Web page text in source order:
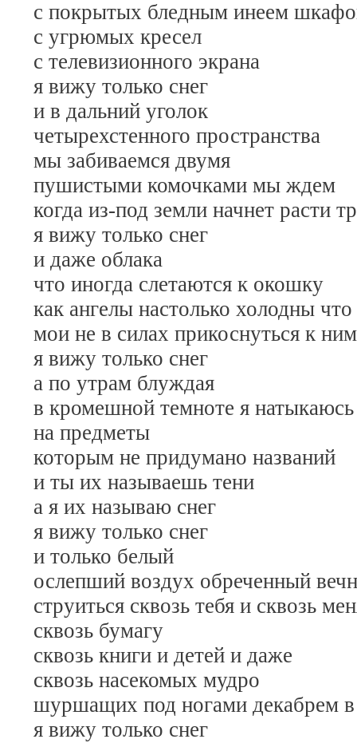
с покрытых бледным инеем
с угрюмых кресел
с телевизионного экрана
я вижу только снег
и в дальний уголок
четырехстенного пространства
мы забиваемся двумя
пушистыми комочками мы ждем
когда из-под земли начнет расти
я вижу только снег
и даже облака
что иногда слетаются к окошку
как ангелы настолько холодны
мои не в силах прикоснуться к ним
я вижу только снег
а по утрам блуждая
в кромешной темноте я натыкаюсь
на предметы
которым не придумано названий
и ты их называешь тени
а я их называю снег
я вижу только снег
и только белый
ослепший воздух обреченный
струиться сквозь тебя и сквозь
сквозь бумагу
сквозь книги и детей и даже
сквозь насекомых мудро
шуршащих под ногами декабрем в
я вижу только снег